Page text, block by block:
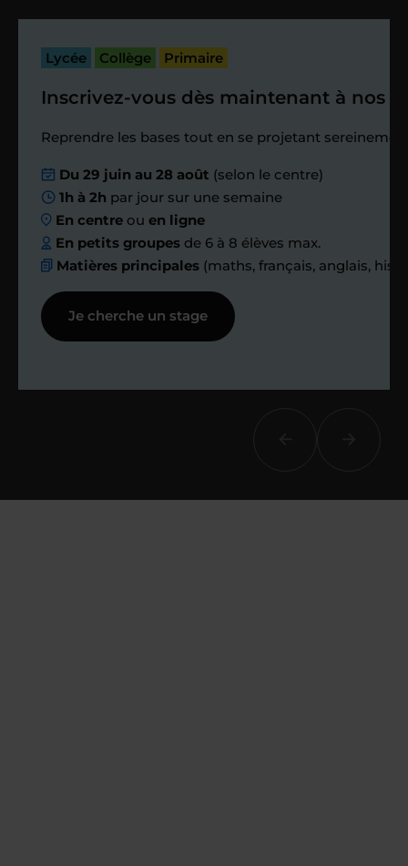
passé.
Étape 4
Nous planifions
ensemble des
échanges réguliers
Afin de suivre le travail et les progrès
réalisés, votre enseignant et moi-
même vous proposons des points et
Lycée Collège Primaire
Inscrivez-vous dès maintenant à nos
Reprendre les bases tout en se projetant
Du 29 juin au 28 août (selon le centre)
1h à 2h par jour sur une semaine
En centre ouen ligne
En petits groupes de 6 à 8 élèves max.
Matières principales (maths, français, anglais,
Je cherche un stage